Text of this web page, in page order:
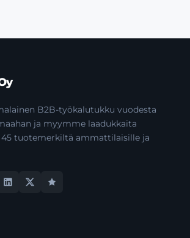
B2B-työkalutukku vuodesta
ja myymme laadukkaita
tuotemerkiltä ammattilaisille ja